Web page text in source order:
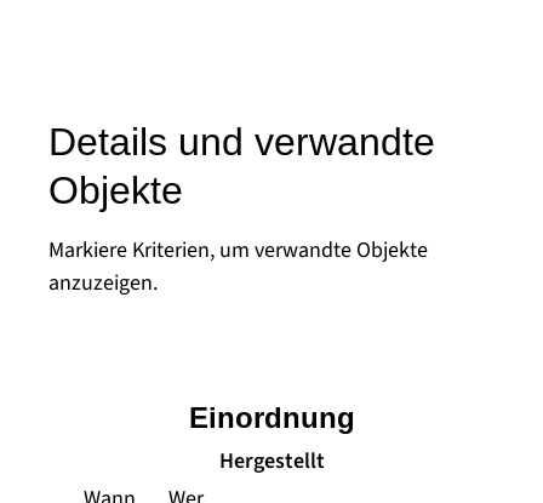
Details und verwandte
Objekte
Markiere Kriterien, um verwandte Objekte
anzuzeigen.
Hergestellt
Einordnung